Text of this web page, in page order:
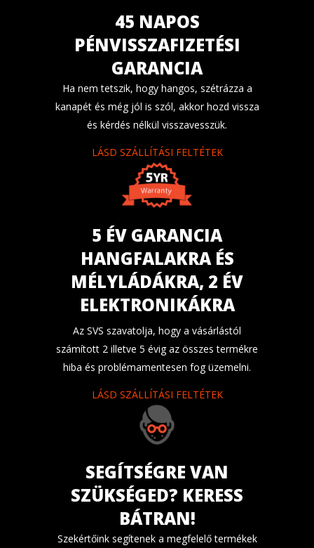
45 NAPOS
PÉNVISSZAFIZETÉSI
GARANCIA
Ha nem tetszik, hogy hangos, szétrázza a
kanapét és még jól is szól, akkor hozd vissza
és kérdés nélkül visszavesszük.
LÁSD SZÁLLÍTÁSI FELTÉTEK
5 ÉV GARANCIA
HANGFALAKRA ÉS
MÉLYLÁDÁKRA, 2 ÉV
ELEKTRONIKÁKRA
Az SVS szavatolja, hogy a vásárlástól
számított 2 illetve 5 évig az összes termékre
hiba és problémamentesen fog üzemelni.
LÁSD SZÁLLÍTÁSI FELTÉTEK
SEGÍTSÉGRE VAN
SZÜKSÉGED? KERESS
BÁTRAN!
Szekértőink segítenek a megfelelő termékek